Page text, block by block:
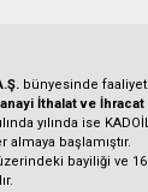
bünyesinde faaliyet
İthalat ve İhracat
yılında ise KADOİL
almaya başlamıştır.
bayiliği ve 16